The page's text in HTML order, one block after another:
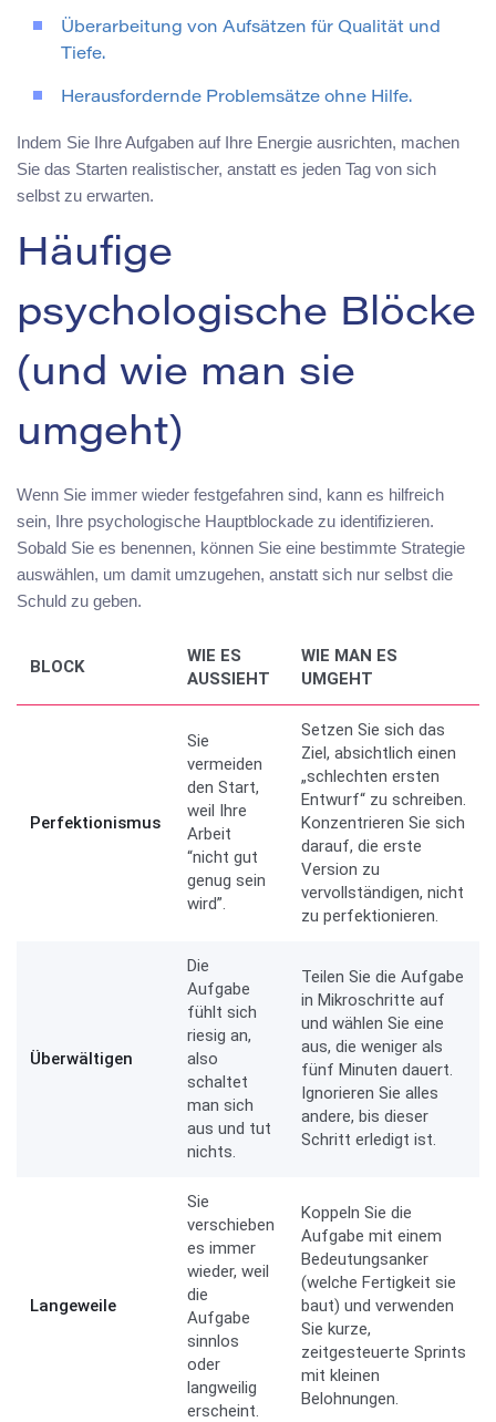
Überarbeitung von Aufsätzen für Qualität und
Tiefe.
Herausfordernde Problemsätze ohne Hilfe.
Indem Sie Ihre Aufgaben auf Ihre Energie ausrichten, machen
Sie das Starten realistischer, anstatt es jeden Tag von sich
selbst zu erwarten.
Häufige
psychologische Blöcke
(und wie man sie
umgeht)
Wenn Sie immer wieder festgefahren sind, kann es hilfreich
sein, Ihre psychologische Hauptblockade zu identifizieren.
Sobald Sie es benennen, können Sie eine bestimmte Strategie
auswählen, um damit umzugehen, anstatt sich nur selbst die
Schuld zu geben.
BLOCK
WIE ES
AUSSIEHT
WIE MAN ES
UMGEHT
Perfektionismus
Sie
vermeiden
den Start,
weil Ihre
Arbeit
“nicht gut
genug sein
wird”.
Setzen Sie sich das
Ziel, absichtlich einen
„schlechten ersten
Entwurf“ zu schreiben.
Konzentrieren Sie sich
darauf, die erste
Version zu
vervollständigen, nicht
zu perfektionieren.
Überwältigen
Die
Aufgabe
fühlt sich
riesig an,
also
schaltet
man sich
aus und tut
nichts.
Teilen Sie die Aufgabe
in Mikroschritte auf
und wählen Sie eine
aus, die weniger als
fünf Minuten dauert.
Ignorieren Sie alles
andere, bis dieser
Schritt erledigt ist.
Langeweile
Sie
verschieben
es immer
wieder, weil
die
Aufgabe
sinnlos
oder
langweilig
erscheint.
Koppeln Sie die
Aufgabe mit einem
Bedeutungsanker
(welche Fertigkeit sie
baut) und verwenden
Sie kurze,
zeitgesteuerte Sprints
mit kleinen
Belohnungen.